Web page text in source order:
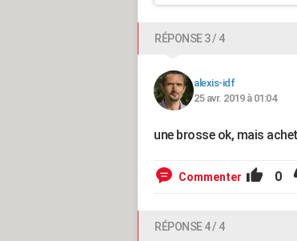
RÉPONSE 3 / 4
alexis-idf
25 avr. 2019 à 01:04
une brosse ok, mais
Commenter 0
RÉPONSE 4 / 4